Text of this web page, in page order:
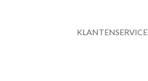
KLANTENSERVICE